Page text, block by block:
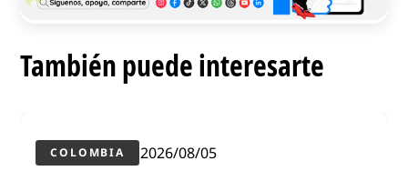
También puede interesarte
COLOMBIA 2026/08/05